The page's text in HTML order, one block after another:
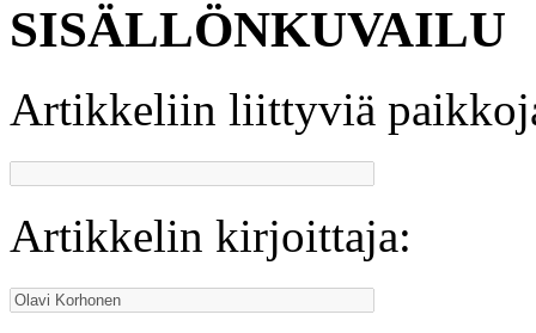
SISÄLLÖNKUVAILU
Artikkeliin liittyviä
Artikkelin kirjoittaja: